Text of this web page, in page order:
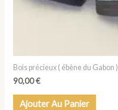
Bois précieux ( ébène du Gabon )
90,00€
Ajouter Au Panier